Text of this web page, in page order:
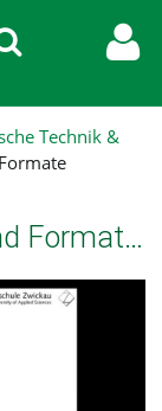
Technik &
VBA09-1-Dateien öffnen und Formate transformieren